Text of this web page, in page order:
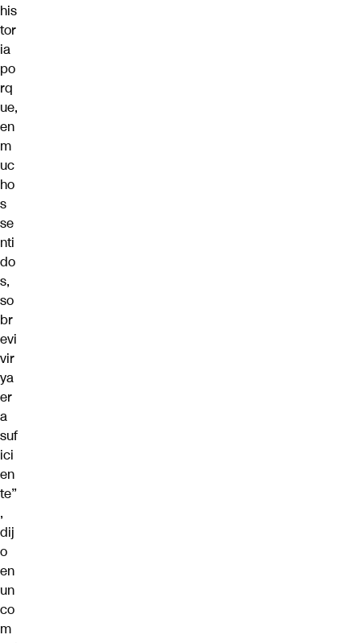
his
tor
ia
po
rq
ue,
en
m
uc
ho
s
se
nti
do
s,
so
br
evi
vir
ya
er
a
suf
ici
en
te”
,
dij
o
en
un
co
m